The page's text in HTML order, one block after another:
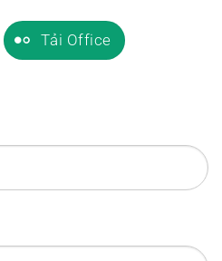
Tải Office